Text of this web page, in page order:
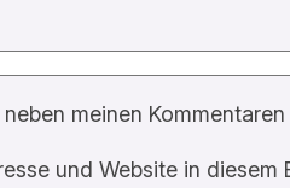
meinen
und Website in